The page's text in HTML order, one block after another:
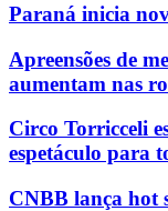
Paraná inicia
Apreensões de
aumentam nas
Circo Torricceli
espetáculo para
CNBB lança hot